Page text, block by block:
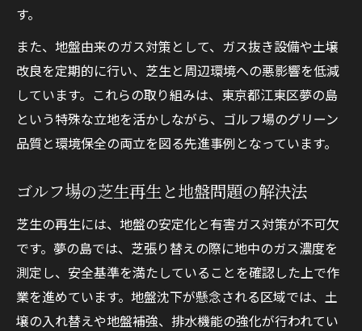
す。
また、地盤由来のガス対策として、ガス抜き設備や土壌
改良を定期的に行い、芝生と周辺環境への悪影響を低減
しています。これらの取り組みは、東京都江東区夢の島
という特殊な立地を活かしながら、ゴルフ場のグリーン
品質と環境保全の両立を図る先進事例となっています。
ゴルフ場の芝生再生と地盤問題の解決法
芝生の再生には、地盤の安定化と有害ガス対策が不可欠
です。夢の島では、芝張り替えの際に地中のガス濃度を
測定し、安全基準を満たしていることを確認した上で作
業を進めています。地盤沈下が懸念される区域では、土
壌の入れ替えや地盤補強、排水機能の強化が行われてい